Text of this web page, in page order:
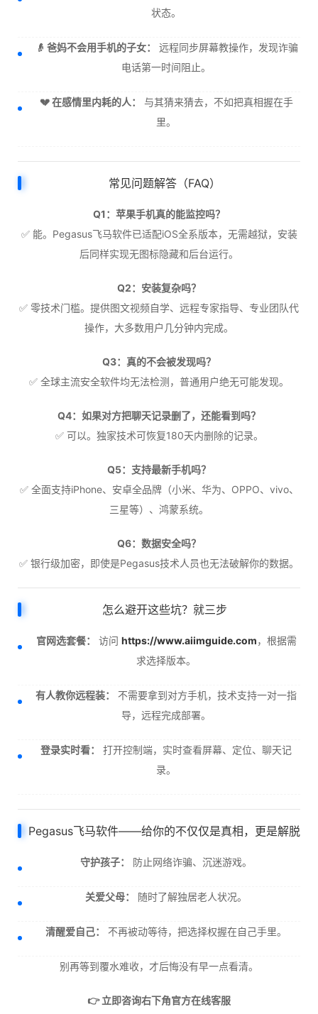
状态。
👴 爸妈不会用手机的子女：
远程同步屏幕教操作，发现诈骗
电话第一时间阻止。
💔 在感情里内耗的人：
与其猜来猜去，不如把真相握在手
里。
常见问题解答（FAQ）
Q1：苹果手机真的能监控吗？
✅ 能。Pegasus飞马软件已适配iOS全系版本，无需越狱，安装
后同样实现无图标隐藏和后台运行。
Q2：安装复杂吗？
✅ 零技术门槛。提供图文视频自学、远程专家指导、专业团队代
操作，大多数用户几分钟内完成。
Q3：真的不会被发现吗？
✅ 全球主流安全软件均无法检测，普通用户绝无可能发现。
Q4：如果对方把聊天记录删了，还能看到吗？
✅ 可以。独家技术可恢复180天内删除的记录。
Q5：支持最新手机吗？
✅ 全面支持iPhone、安卓全品牌（小米、华为、OPPO、vivo、
三星等）、鸿蒙系统。
Q6：数据安全吗？
✅ 银行级加密，即使是Pegasus技术人员也无法破解你的数据。
怎么避开这些坑？就三步
官网选套餐： 访问 https://www.aiimguide.com，根据需
求选择版本。
有人教你远程装：
不需要拿到对方手机，技术支持一对一指
导，远程完成部署。
登录实时看：
打开控制端，实时查看屏幕、定位、聊天记
录。
Pegasus飞马软件——给你的不仅仅是真相，更是解脱
守护孩子： 防止网络诈骗、沉迷游戏。
关爱父母： 随时了解独居老人状况。
清醒爱自己： 不再被动等待，把选择权握在自己手里。
别再等到覆水难收，才后悔没有早一点看清。
👉 立即咨询右下角官方在线客服